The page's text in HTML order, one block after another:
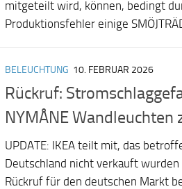
mitgeteilt wird, können, bedingt
Produktionsfehler einige
BELEUCHTUNG 10. FEBRUAR 2026
Rückruf:
NYMÅNE Wandleuchten
UPDATE: IKEA teilt mit, das
Deutschland nicht verkauft
Rückruf für den deutschen Markt